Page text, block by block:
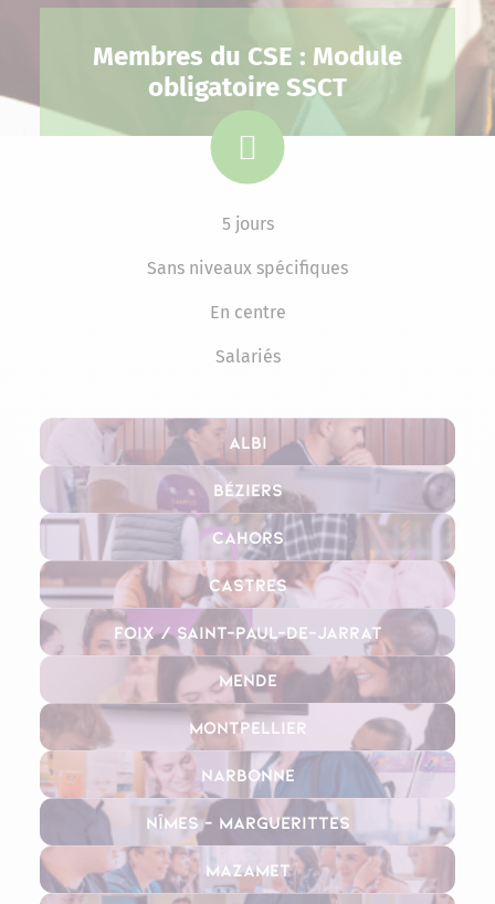
Membres du CSE : Module
obligatoire SSCT
5 jours
Sans niveaux spécifiques
En centre
Salariés
Albi
Béziers
Cahors
Castres
Foix / Saint-Paul-de-Jarrat
Mende
Montpellier
Narbonne
Nîmes – Marguerittes
Mazamet